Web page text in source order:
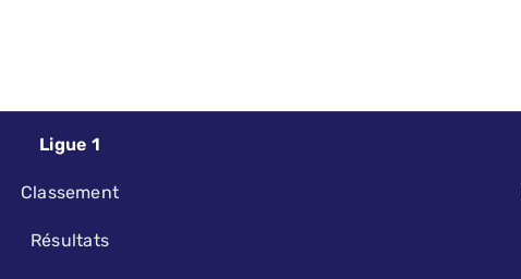
Ligue 1
Classement
Résultats